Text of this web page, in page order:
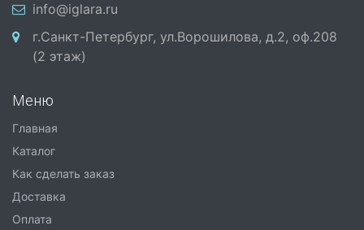
info@iglara.ru
г.Санкт-Петербург, ул.Ворошилова, д.2, оф.208
(2 этаж)
Меню
Главная
Каталог
Как сделать заказ
Доставка
Оплата